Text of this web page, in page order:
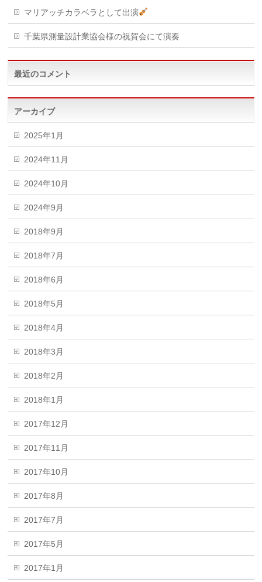
マリアッチカラベラとして出演
千葉県測量設計業協会様の祝賀会にて演奏
最近のコメント
アーカイブ
2025年1月
2024年11月
2024年10月
2024年9月
2018年9月
2018年7月
2018年6月
2018年5月
2018年4月
2018年3月
2018年2月
2018年1月
2017年12月
2017年11月
2017年10月
2017年8月
2017年7月
2017年5月
2017年1月